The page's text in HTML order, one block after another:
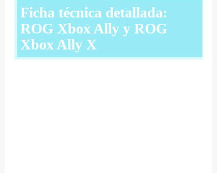
Ficha técnica detallada:
ROG Xbox Ally y ROG
Xbox Ally X